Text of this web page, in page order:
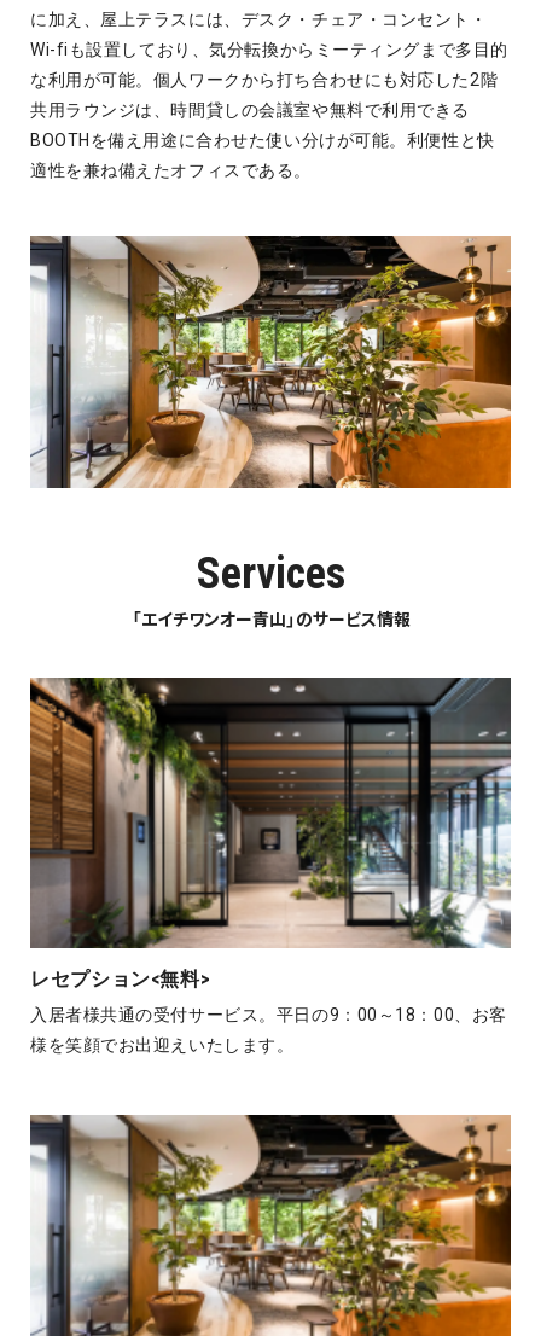
に加え、屋上テラスには、デスク・チェア・コンセント・
Wi-fiも設置しており、気分転換からミーティングまで多目的
な利用が可能。個人ワークから打ち合わせにも対応した2階
共用ラウンジは、時間貸しの会議室や無料で利用できる
BOOTHを備え用途に合わせた使い分けが可能。利便性と快
適性を兼ね備えたオフィスである。
Services
「エイチワンオー青山」のサービス情報
レセプション<無料>
入居者様共通の受付サービス。平日の9：00～18：00、お客
様を笑顔でお出迎えいたします。